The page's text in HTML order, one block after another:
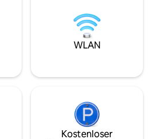
Unterkunft
etwa 18 km vom
Lappeenranta
nachts
WLAN
Kostenloser